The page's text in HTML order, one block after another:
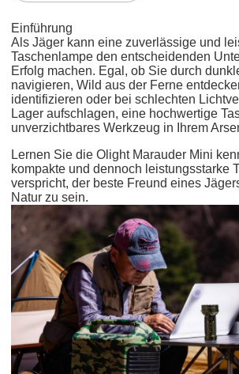
Einführung
Als Jäger kann eine zuverlässige und
Taschenlampe den entscheidenden
Erfolg machen. Egal, ob Sie durch
navigieren, Wild aus der Ferne
identifizieren oder bei schlechten
Lager aufschlagen, eine hochwertige
unverzichtbares Werkzeug in Ihrem
Lernen Sie die Olight Marauder Mini
kompakte und dennoch leistungsstarke
verspricht, der beste Freund eines
Natur zu sein.